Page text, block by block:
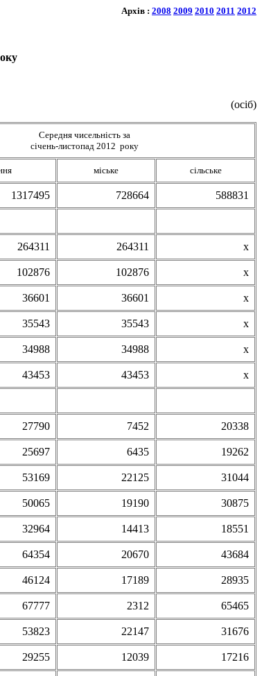
Архів : 2008 2009 2010 2011 2012
(осіб)
Середня чисельність за
січень-листопад 2012 року
міське сільське
1317495 728664 588831
264311 264311 х
102876 102876 х
36601 36601 х
35543 35543 х
34988 34988 х
43453 43453 х
27790 7452 20338
25697 6435 19262
53169 22125 31044
50065 19190 30875
32964 14413 18551
64354 20670 43684
46124 17189 28935
67777 2312 65465
53823 22147 31676
29255 12039 17216